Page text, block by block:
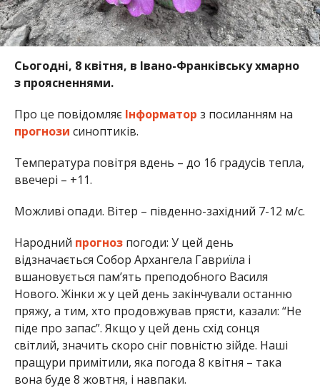
Сьогодні, 8 квітня, в Івано-Франківську хмарно
з проясненнями.
Про це повідомляєІнформатор з посиланням на
прогнози синоптиків.
Температура повітря вдень – до 16 градусів тепла,
ввечері – +11.
Можливі опади. Вітер – південно-західний 7-12 м/с.
Народний прогнозпогоди: У цей день
відзначається Собор Архангела Гавриїла і
вшановується пам’ять преподобного Василя
Нового. Жінки ж у цей день закінчували останню
пряжу, а тим, хто продовжував прясти, казали: “Не
піде про запас”. Якщо у цей день схід сонця
світлий, значить скоро сніг повністю зійде. Наші
пращури примітили, яка погода 8 квітня – така
вона буде 8 жовтня, і навпаки.